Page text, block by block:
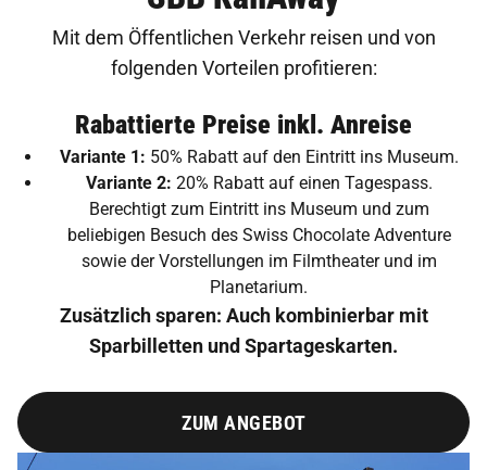
Mit dem Öffentlichen Verkehr reisen und von
folgenden Vorteilen profitieren:
Rabattierte Preise inkl. Anreise
Variante 1: 50% Rabatt auf den Eintritt ins Museum.
Variante 2: 20% Rabatt auf einen Tagespass.
Berechtigt zum Eintritt ins Museum und zum
beliebigen Besuch des Swiss Chocolate Adventure
sowie der Vorstellungen im Filmtheater und im
Planetarium.
Zusätzlich sparen: Auch kombinierbar mit
Sparbilletten und Spartageskarten.
ZUM ANGEBOT